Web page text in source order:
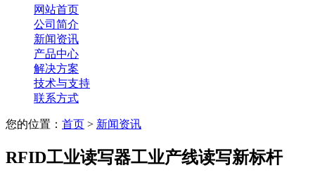
网站首页
公司简介
新闻资讯
产品中心
解决方案
技术与支持
联系方式
您的位置： 首页 > 新闻资讯
RFID工业读写器工业产线读写新标杆